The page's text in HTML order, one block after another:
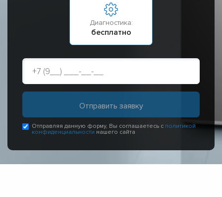
Диагностика:
бесплатно
Отправляя данную форму, Вы соглашаетесь с политикой
конфиденциальности нашего сайта